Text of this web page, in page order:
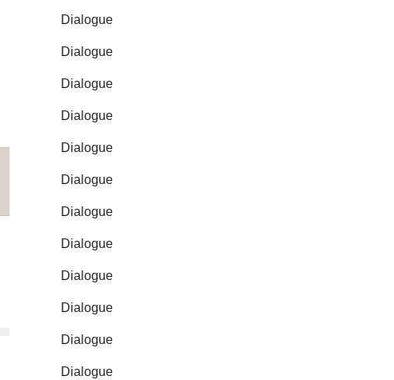
Dialogue
Dialogue
Dialogue
Dialogue
Dialogue
Dialogue
Dialogue
Dialogue
Dialogue
Dialogue
Dialogue
Dialogue